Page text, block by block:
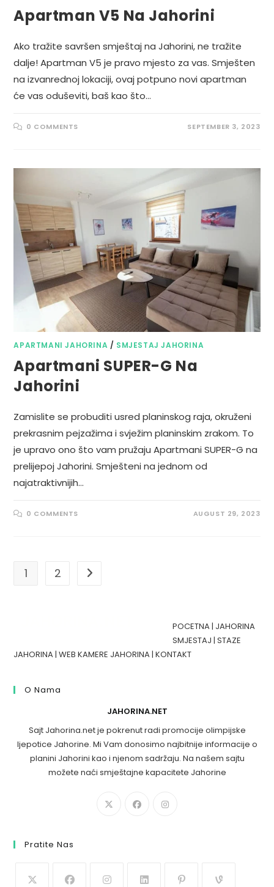
Apartman V5 Na Jahorini
Ako tražite savršen smještaj na Jahorini, ne tražite
dalje! Apartman V5 je pravo mjesto za vas. Smješten
na izvanrednoj lokaciji, ovaj potpuno novi apartman
će vas oduševiti, baš kao što…
0 COMMENTS SEPTEMBER 3, 2023
APARTMANI JAHORINA / SMJESTAJ JAHORINA
Apartmani SUPER-G Na
Jahorini
Zamislite se probuditi usred planinskog raja, okruženi
prekrasnim pejzažima i svježim planinskim zrakom. To
je upravo ono što vam pružaju Apartmani SUPER-G na
prelijepoj Jahorini. Smješteni na jednom od
najatraktivnijih…
0 COMMENTS AUGUST 29, 2023
1 2 Go to the next page
POCETNA | JAHORINA
SMJESTAJ |STAZE
JAHORINA |WEB KAMERE JAHORINA |KONTAKT
O Nama
JAHORINA.NET
Sajt Jahorina.net je pokrenut radi promocije olimpijske
ljepotice Jahorine. Mi Vam donosimo najbitnije informacije o
planini Jahorini kao i njenom sadržaju. Na našem sajtu
možete naći smještajne kapacitete Jahorine
Pratite Nas